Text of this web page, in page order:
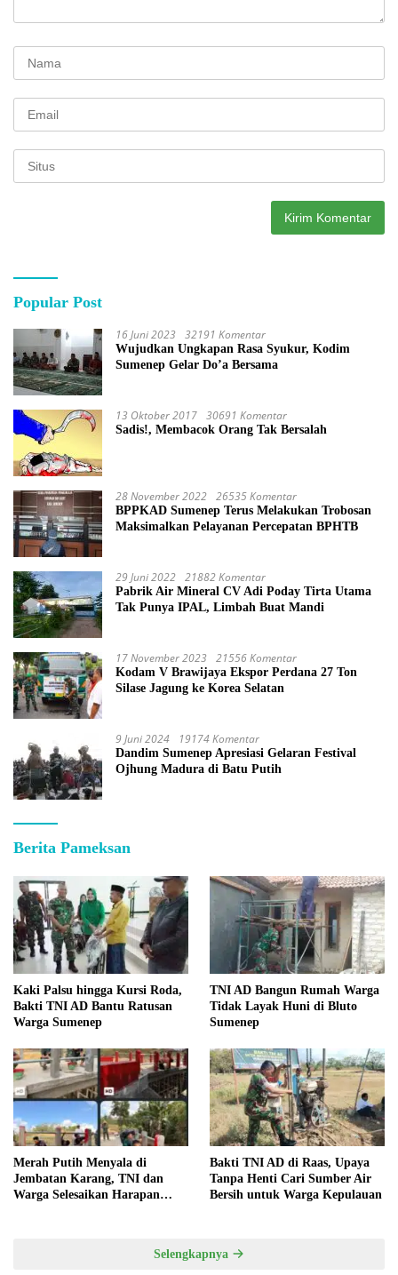
Popular Post
16 Juni 2023 32191 Komentar
Wujudkan Ungkapan Rasa Syukur, Kodim
Sumenep Gelar Do’a Bersama
13 Oktober 2017 30691 Komentar
Sadis!, Membacok Orang Tak Bersalah
28 November 2022 26535 Komentar
BPPKAD Sumenep Terus Melakukan Trobosan
Maksimalkan Pelayanan Percepatan BPHTB
29 Juni 2022 21882 Komentar
Pabrik Air Mineral CV Adi Poday Tirta Utama
Tak Punya IPAL, Limbah Buat Mandi
17 November 2023 21556 Komentar
Kodam V Brawijaya Ekspor Perdana 27 Ton
Silase Jagung ke Korea Selatan
9 Juni 2024 19174 Komentar
Dandim Sumenep Apresiasi Gelaran Festival
Ojhung Madura di Batu Putih
Berita Pameksan
Kaki Palsu hingga Kursi Roda,
Bakti TNI AD Bantu Ratusan
Warga Sumenep
TNI AD Bangun Rumah Warga
Tidak Layak Huni di Bluto
Sumenep
Merah Putih Menyala di
Jembatan Karang, TNI dan
Warga Selesaikan Harapan
Bakti TNI AD di Raas, Upaya
Tanpa Henti Cari Sumber Air
Bersih untuk Warga Kepulauan
Selengkapnya